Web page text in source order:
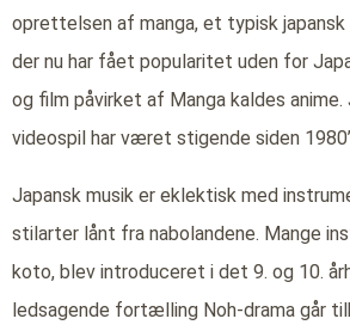
oprettelsen af manga, et typisk
der nu har fået popularitet uden for
og film påvirket af Manga kaldes anime.
videospil har været stigende siden
Japansk musik er eklektisk med
stilarter lånt fra nabolandene. Mange
koto, blev introduceret i det 9. og 10.
ledsagende fortælling Noh-drama går